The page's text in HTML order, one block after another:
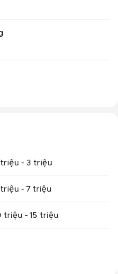
- 3 triệu
- 7 triệu
triệu - 15 triệu